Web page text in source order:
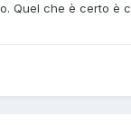
Quel che è certo è